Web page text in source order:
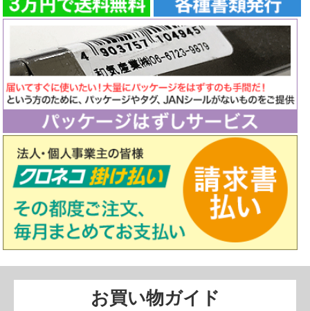
お買い物ガイド